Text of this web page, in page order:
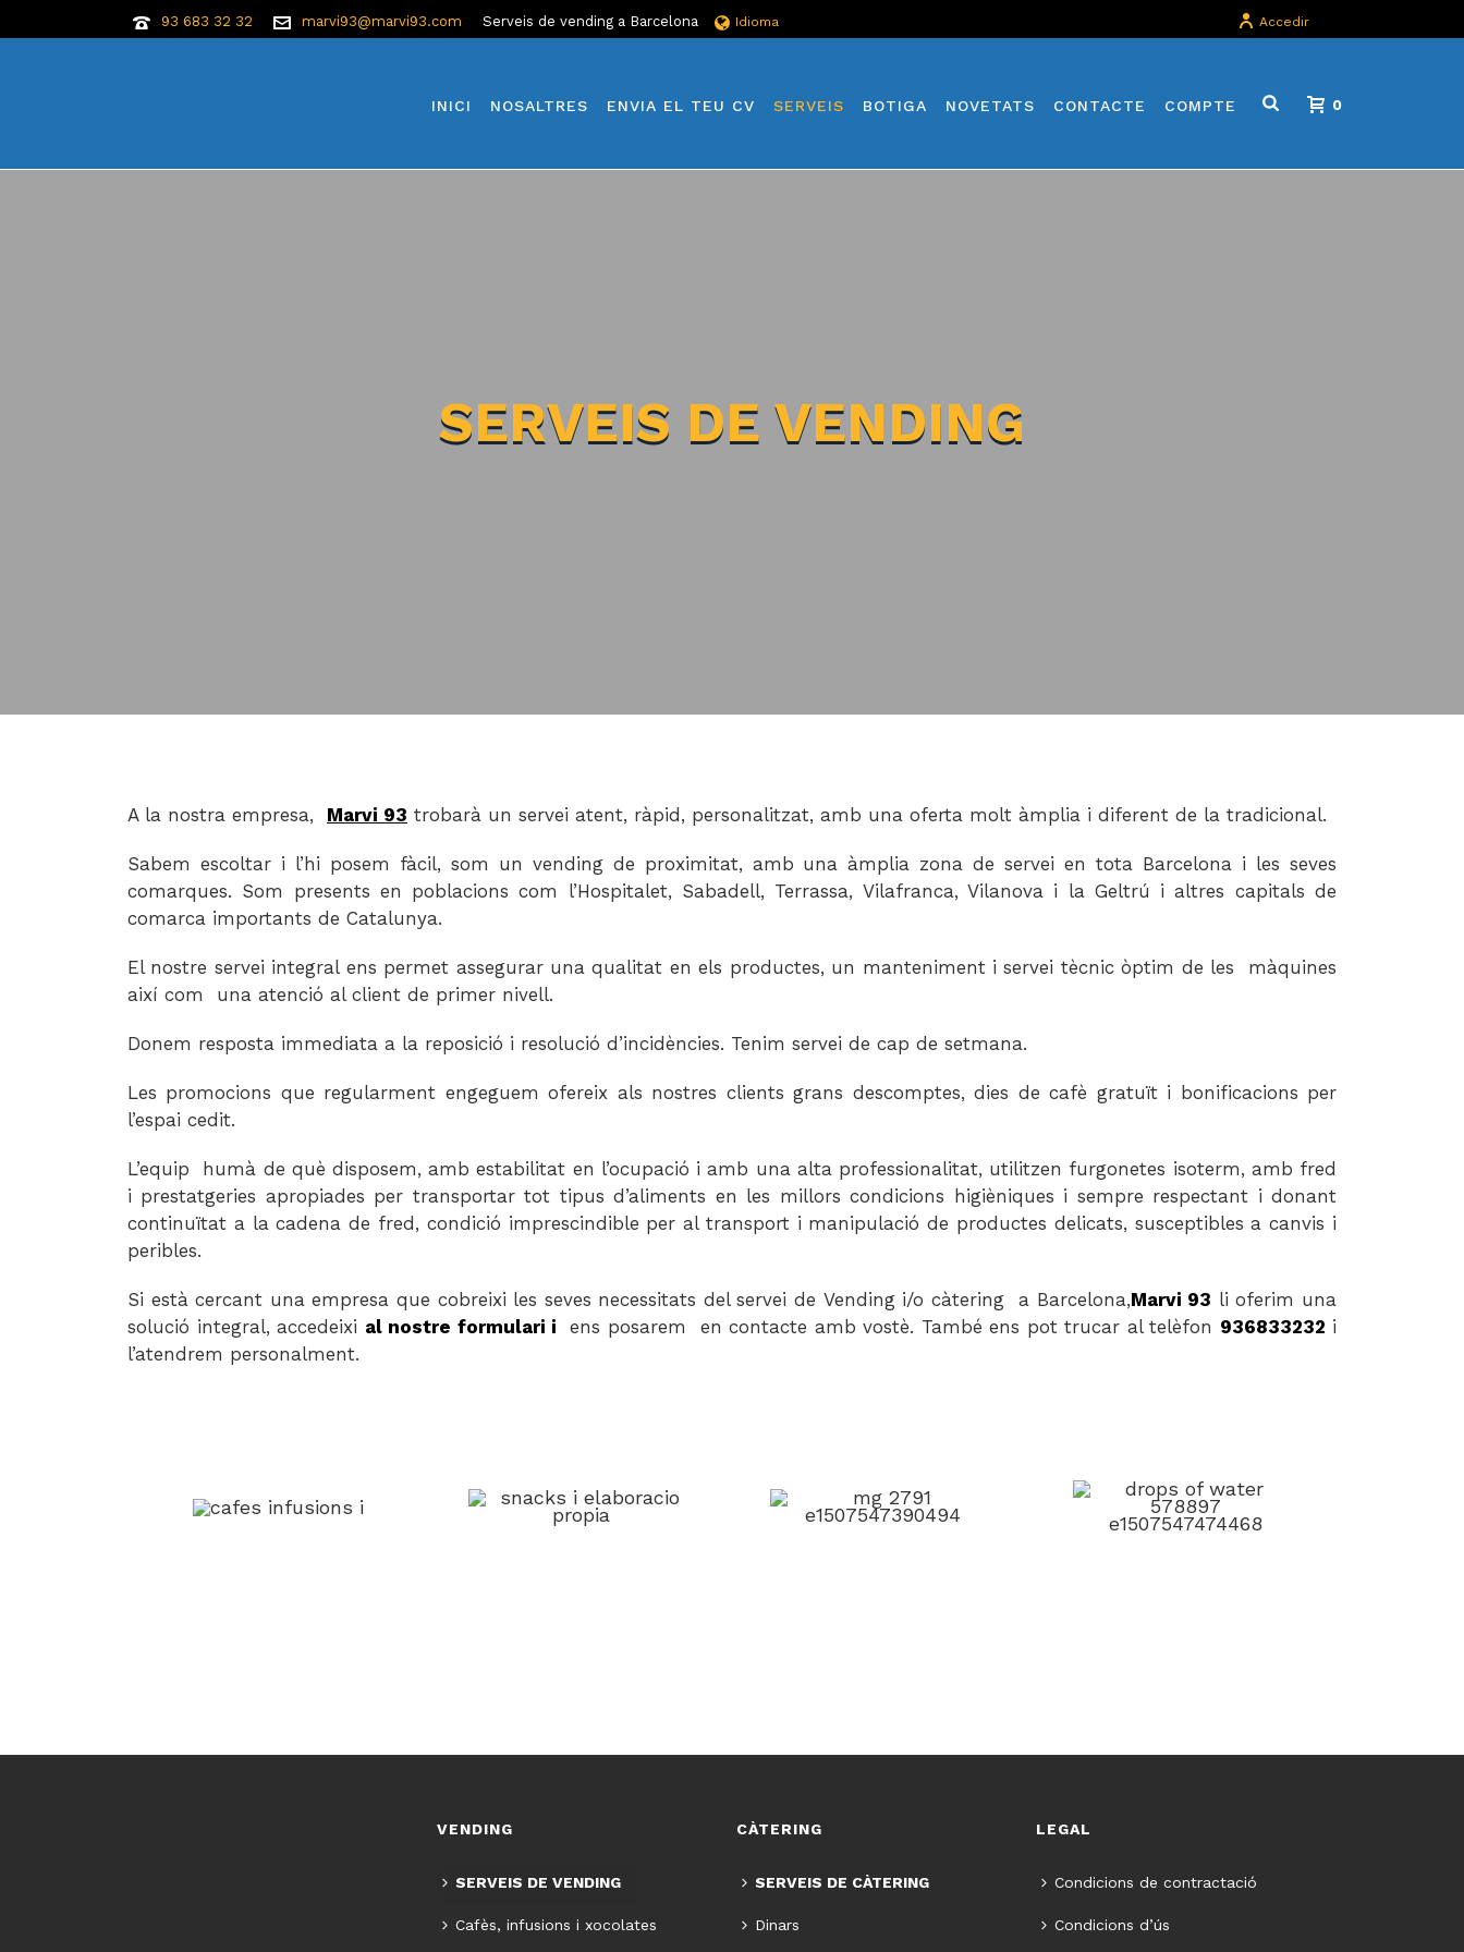
93 683 32 32 marvi93@marvi93.com Serveis de vending a Barcelona Idioma Accedir
INICI NOSALTRES ENVIA EL TEU CV SERVEIS BOTIGA NOVETATS CONTACTE COMPTE 0
SERVEIS DE VENDING
A la nostra empresa, Marvi 93 trobarà un servei atent, ràpid, personalitzat, amb una oferta molt àmplia i diferent de la tradicional.
Sabem escoltar i l’hi posem fàcil, som un vending de proximitat, amb una àmplia zona de servei en tota Barcelona i les seves
comarques. Som presents en poblacions com l’Hospitalet, Sabadell, Terrassa, Vilafranca, Vilanova i la Geltrú i altres capitals de
comarca importants de Catalunya.
El nostre servei integral ens permet assegurar una qualitat en els productes, un manteniment i servei tècnic òptim de les màquines
així com una atenció al client de primer nivell.
Donem resposta immediata a la reposició i resolució d’incidències. Tenim servei de cap de setmana.
Les promocions que regularment engeguem ofereix als nostres clients grans descomptes, dies de cafè gratuït i bonificacions per
l’espai cedit.
L’equip humà de què disposem, amb estabilitat en l’ocupació i amb una alta professionalitat, utilitzen furgonetes isoterm, amb fred
i prestatgeries apropiades per transportar tot tipus d’aliments en les millors condicions higièniques i sempre respectant i donant
continuïtat a la cadena de fred, condició imprescindible per al transport i manipulació de productes delicats, susceptibles a canvis i
peribles.
Si està cercant una empresa que cobreixi les seves necessitats del servei de Vending i/o càtering a Barcelona,Marvi 93 li oferim una
solució integral, accedeixi al nostre formulari i ens posarem en contacte amb vostè. També ens pot trucar al telèfon 936833232 i
l’atendrem personalment.
XOCOLATA
ELABORACIÓ PROPIA
REFRESCS I AIGUA FONTS D'OSMOSIS
VENDING
SERVEIS DE VENDING
Cafès, infusions i xocolates
CÀTERING
SERVEIS DE CÀTERING
Dinars
LEGAL
Condicions de contractació
Condicions d’ús